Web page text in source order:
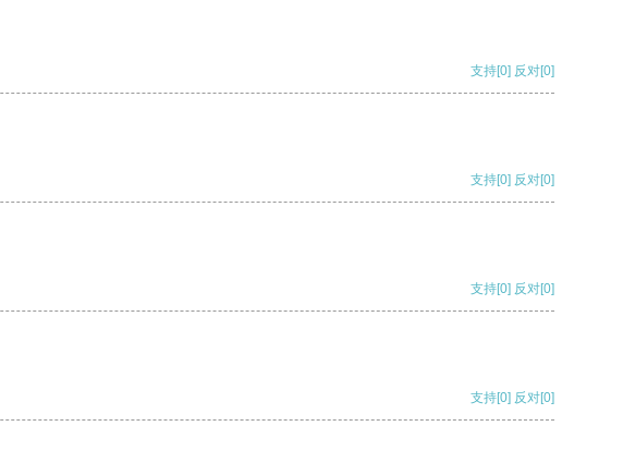
支持[0] 反对[0]
支持[0] 反对[0]
支持[0] 反对[0]
支持[0] 反对[0]